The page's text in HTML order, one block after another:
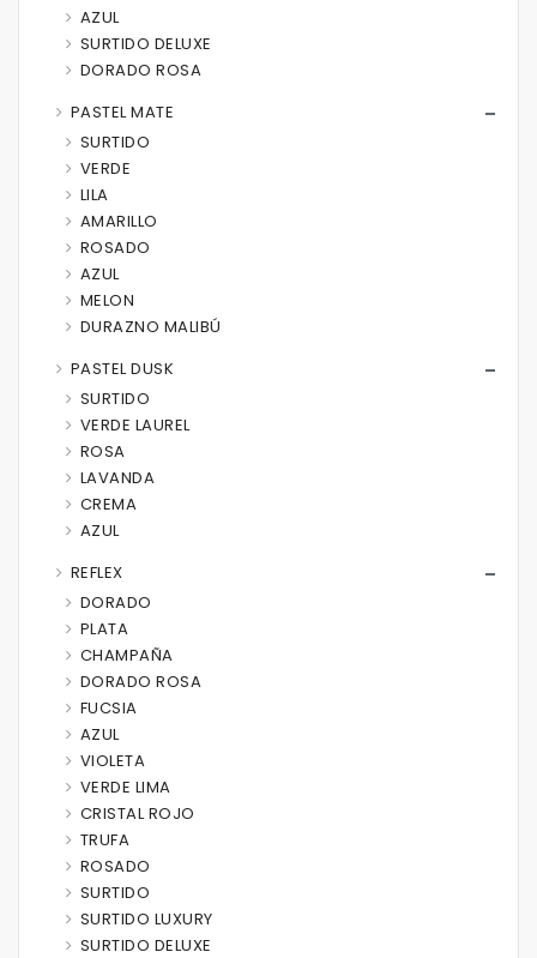
AZUL
SURTIDO DELUXE
DORADO ROSA
PASTEL MATE
SURTIDO
VERDE
LILA
AMARILLO
ROSADO
AZUL
MELON
DURAZNO MALIBÚ
PASTEL DUSK
SURTIDO
VERDE LAUREL
ROSA
LAVANDA
CREMA
AZUL
REFLEX
DORADO
PLATA
CHAMPAÑA
DORADO ROSA
FUCSIA
AZUL
VIOLETA
VERDE LIMA
CRISTAL ROJO
TRUFA
ROSADO
SURTIDO
SURTIDO LUXURY
SURTIDO DELUXE